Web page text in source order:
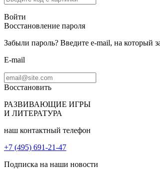
Войти
Восстановление пароля
Забыли пароль? Введите e-mail, на который
E-mail
Восстановить
РАЗВИВАЮЩИЕ ИГРЫ
И ЛИТЕРАТУРА
наш контактный телефон
+7 (495) 691-21-47
Подписка на наши новости